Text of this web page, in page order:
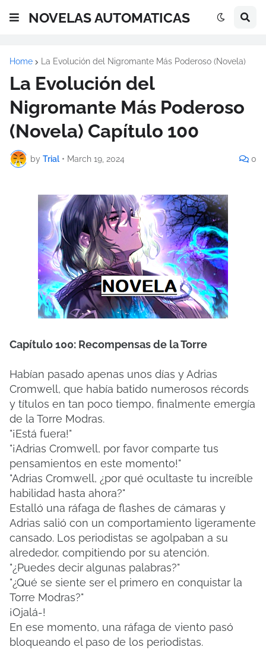
NOVELAS AUTOMATICAS
Home La Evolución del Nigromante Más Poderoso (Novela)
La Evolución del
Nigromante Más Poderoso
(Novela) Capítulo 100
by Trial • March 19, 2024 0
Capítulo 100: Recompensas de la Torre
Habían pasado apenas unos días y Adrias
Cromwell, que había batido numerosos récords
y títulos en tan poco tiempo, finalmente emergía
de la Torre Modras.
"¡Está fuera!"
"¡Adrias Cromwell, por favor comparte tus
pensamientos en este momento!"
"Adrias Cromwell, ¿por qué ocultaste tu increíble
habilidad hasta ahora?"
Estalló una ráfaga de flashes de cámaras y
Adrias salió con un comportamiento ligeramente
cansado. Los periodistas se agolpaban a su
alrededor, compitiendo por su atención.
"¿Puedes decir algunas palabras?"
"¿Qué se siente ser el primero en conquistar la
Torre Modras?"
¡Ojalá-!
En ese momento, una ráfaga de viento pasó
bloqueando el paso de los periodistas.